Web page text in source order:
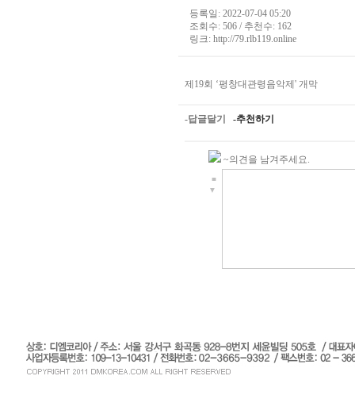
등록일: 2022-07-04 05:20
조회수: 506 / 추천수: 162
링크: http://79.rlb119.online
제19회 ‘평창대관령음악제' 개막
-답글달기 -추천하기
~의견을 남겨주세요.
■
▼